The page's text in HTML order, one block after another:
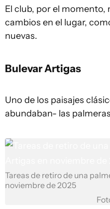
El club, por el momento,
cambios en el lugar,
nuevas.
Bulevar Artigas
Uno de los paisajes
abundaban- las
Tareas de retiro de una
noviembre de 2025